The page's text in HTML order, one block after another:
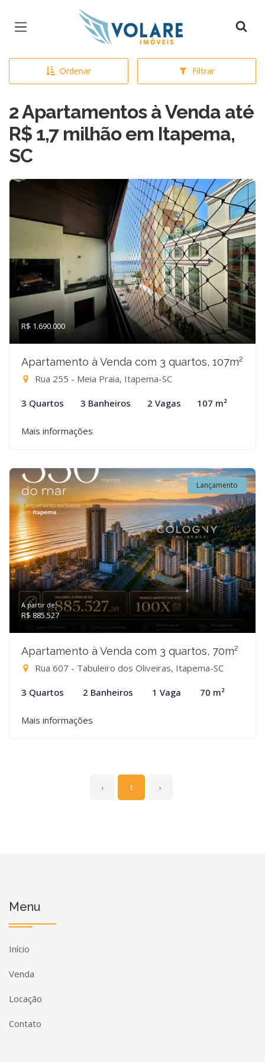
Página inicial
Ordenar Filtrar
2 Apartamentos à Venda até
R$ 1,7 milhão em Itapema,
SC
R$ 1.690.000
Apartamento à Venda com 3 quartos, 107m²
Rua 255 - Meia Praia, Itapema-SC
3 Quartos 3 Banheiros 2 Vagas 107 m²
Mais informações
Lançamento
A partir de:
R$ 885.527
Apartamento à Venda com 3 quartos, 70m²
Rua 607 - Tabuleiro dos Oliveiras, Itapema-SC
3 Quartos 2 Banheiros 1 Vaga 70 m²
Mais informações
‹ 1 ›
Menu
Início
Venda
Locação
Contato